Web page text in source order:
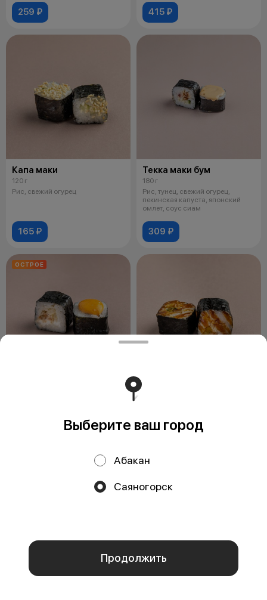
259 ₽ 415 ₽
Капа маки
120 г
Рис, свежий огурец
165 ₽
Текка маки бум
180 г
Рис, тунец, свежий огурец,
пекинская капуста, японский
омлет, соус сиам
309 ₽
ОСТРОЕ
пекинская, соус спайс
аналитических сервисов согласно нашейполитике
конфиденциальности
Выберите ваш город
Абакан
Саяногорск